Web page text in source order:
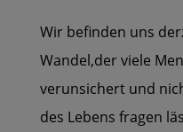
Wir befinden uns
Wandel,der viele
verunsichert und
des Lebens fragen